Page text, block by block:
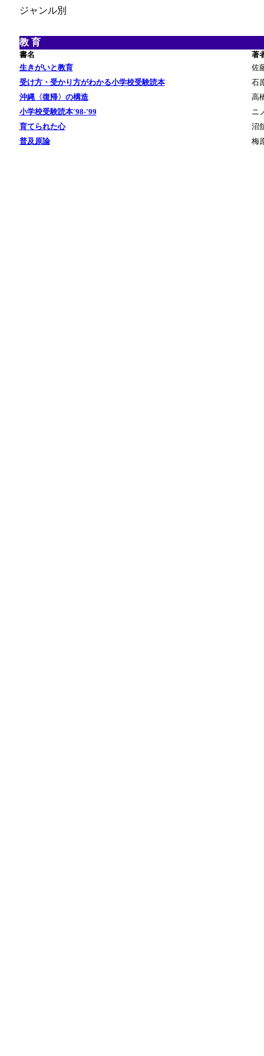
ジャンル別
教 育
書名
著
生きがいと教育
佐
受け方・受かり方がわかる小学校受験読本
石
沖縄〈復帰〉の構造
高
小学校受験読本'98-'99
ニ
育てられた心
沼
普及原論
梅